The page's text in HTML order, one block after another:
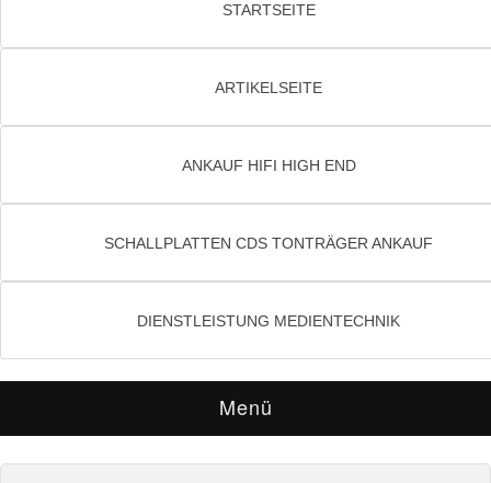
STARTSEITE
ARTIKELSEITE
ANKAUF HIFI HIGH END
SCHALLPLATTEN CDS TONTRÄGER ANKAUF
DIENSTLEISTUNG MEDIENTECHNIK
Menü